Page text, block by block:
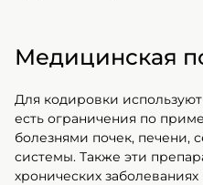
Медицинская
Для кодировки
есть ограничения по
болезнями почек, печени,
системы. Также эти
хронических